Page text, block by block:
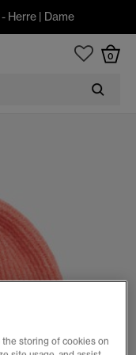
Herre | Dame
0
the storing of cookies on